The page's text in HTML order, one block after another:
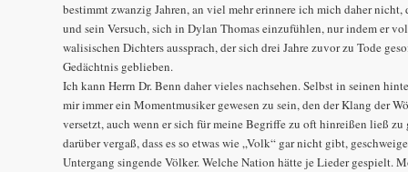
bestimmt zwanzig Jahren, an viel mehr erinnere ich mich daher
und sein Versuch, sich in Dylan Thomas einzufühlen, nur indem er
walisischen Dichters aussprach, der sich drei Jahre zuvor zu Tode
Gedächtnis geblieben.
Ich kann Herrn Dr. Benn daher vieles nachsehen. Selbst in seinen
mir immer ein Momentmusiker gewesen zu sein, den der Klang der
versetzt, auch wenn er sich für meine Begriffe zu oft hinreißen ließ
darüber vergaß, dass es so etwas wie „Volk“ gar nicht gibt,
Untergang singende Völker. Welche Nation hätte je Lieder gespielt.